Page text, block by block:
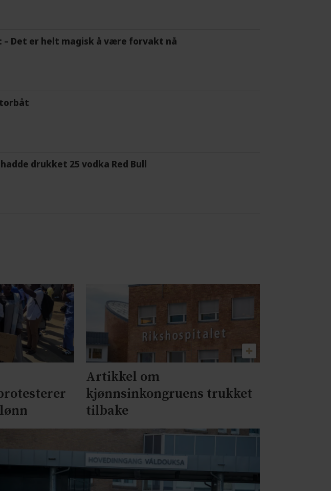
Det er helt magisk å være forvakt nå
drukket 25 vodka Red Bull
Artikkel om
kjønnsinkongruens trukket
tilbake